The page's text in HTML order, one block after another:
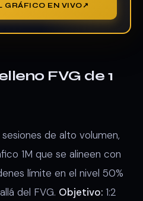
GRÁFICO EN VIVO
FVG de 1
de alto volumen,
1M que se alineen con
límite en el nivel 50%
del FVG. Objetivo: 1:2